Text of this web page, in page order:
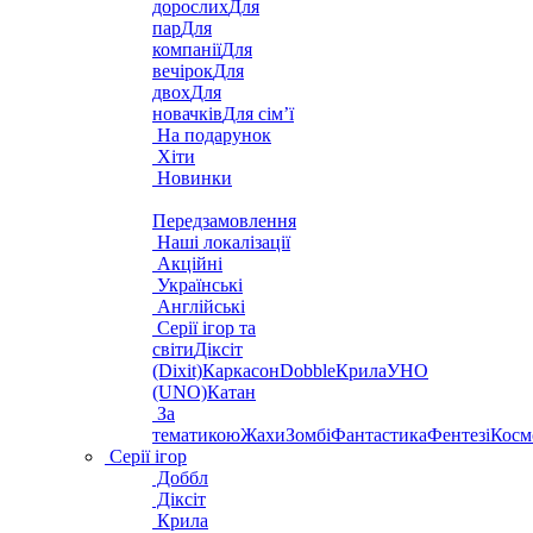
дорослихДля
парДля
компаніїДля
вечірокДля
двохДля
новачківДля сім’ї
На подарунок
Хіти
Новинки
Передзамовлення
Наші локалізації
Акційні
Українські
Англійські
Серії ігор та
світиДіксіт
(Dixit)КаркасонDobbleКрилаУНО
(UNO)Катан
За
тематикоюЖахиЗомбіФантастикаФентезі
Серії ігор
Доббл
Діксіт
Крила